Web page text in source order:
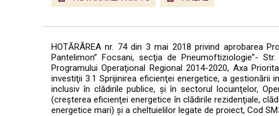
HOTĂRÂREA nr. 74 din 3 mai 2018 privind aprobarea
Pantelimon” Focsani, secţia de Pneumoftiziologie”-
Programului Operaţional Regional 2014-2020, Axa
investiţii 3.1 Sprijinirea eficienţei energetice, a gestionării
inclusiv în clădirile publice, şi în sectorul locuinţelor,
(creşterea eficienţei energetice în clădirile rezidenţiale,
energetice mari) şi a cheltuielilor legate de proiect, Cod